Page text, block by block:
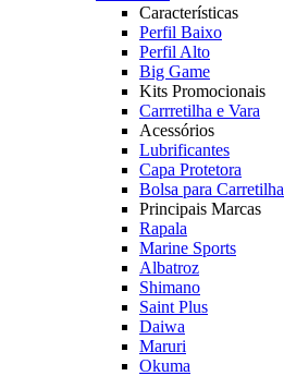
Características
Perfil Baixo
Perfil Alto
Big Game
Kits Promocionais
Carrretilha e Vara
Acessórios
Lubrificantes
Capa Protetora
Bolsa para Carretilha
Principais Marcas
Rapala
Marine Sports
Albatroz
Shimano
Saint Plus
Daiwa
Maruri
Okuma